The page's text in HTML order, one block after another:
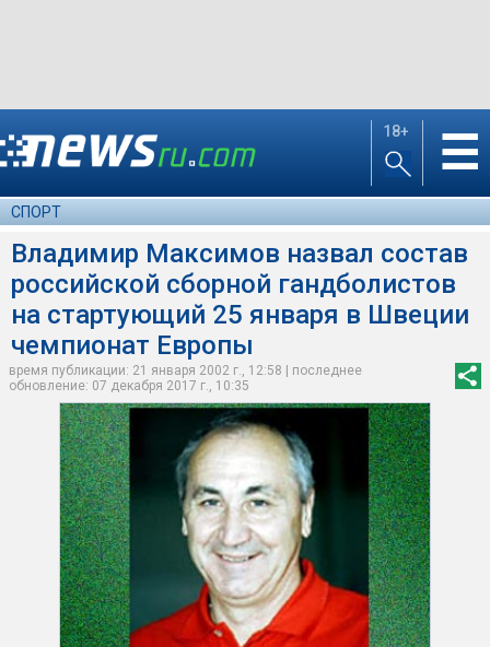
18+ ☰
СПОРТ
Владимир Максимов назвал состав
российской сборной гандболистов
на стартующий 25 января в Швеции
чемпионат Европы
время публикации: 21 января 2002 г., 12:58 | последнее
обновление: 07 декабря 2017 г., 10:35